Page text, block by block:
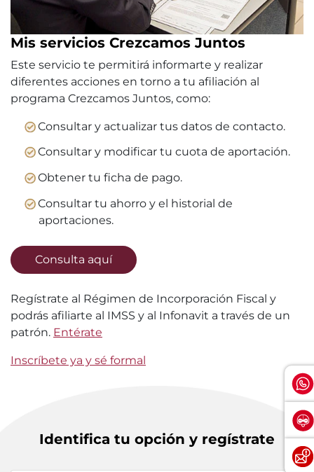
Mis servicios Crezcamos Juntos
Este servicio te permitirá informarte y realizar
diferentes acciones en torno a tu afiliación al
programa Crezcamos Juntos, como:
Consultar y actualizar tus datos de contacto.
Consultar y modificar tu cuota de aportación.
Obtener tu ficha de pago.
Consultar tu ahorro y el historial de
aportaciones.
Consulta aquí
Regístrate al Régimen de Incorporación Fiscal y
podrás afiliarte al IMSS y al Infonavit a través de un
patrón. Entérate
Inscríbete ya y sé formal
Identifica tu opción y regístrate